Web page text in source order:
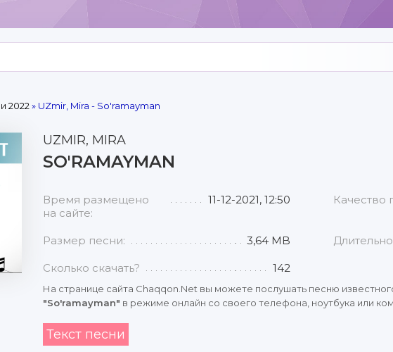
2022 » UZmir, Mira - So'ramayman
UZMIR, MIRA
SO'RAMAYMAN
Время размещено
на сайте:
11-12-2021, 12:50 Качество
Размер песни: 3,64 MB
Сколько скачать? 142
На странице сайта Chaqqon.Net вы можете послушать песню
"So'ramayman" в режиме онлайн со своего телефона, ноутбука или
Текст песни